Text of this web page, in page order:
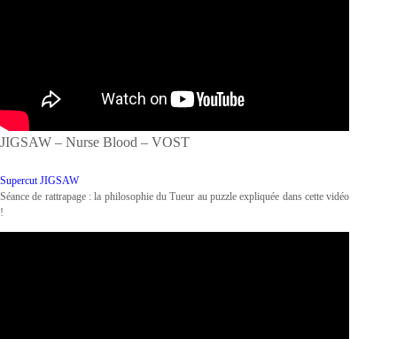
JIGSAW – Nurse Blood – VOST
Supercut JIGSAW
Séance de rattrapage : la philosophie du Tueur au puzzle expliquée dans cette vidéo
!